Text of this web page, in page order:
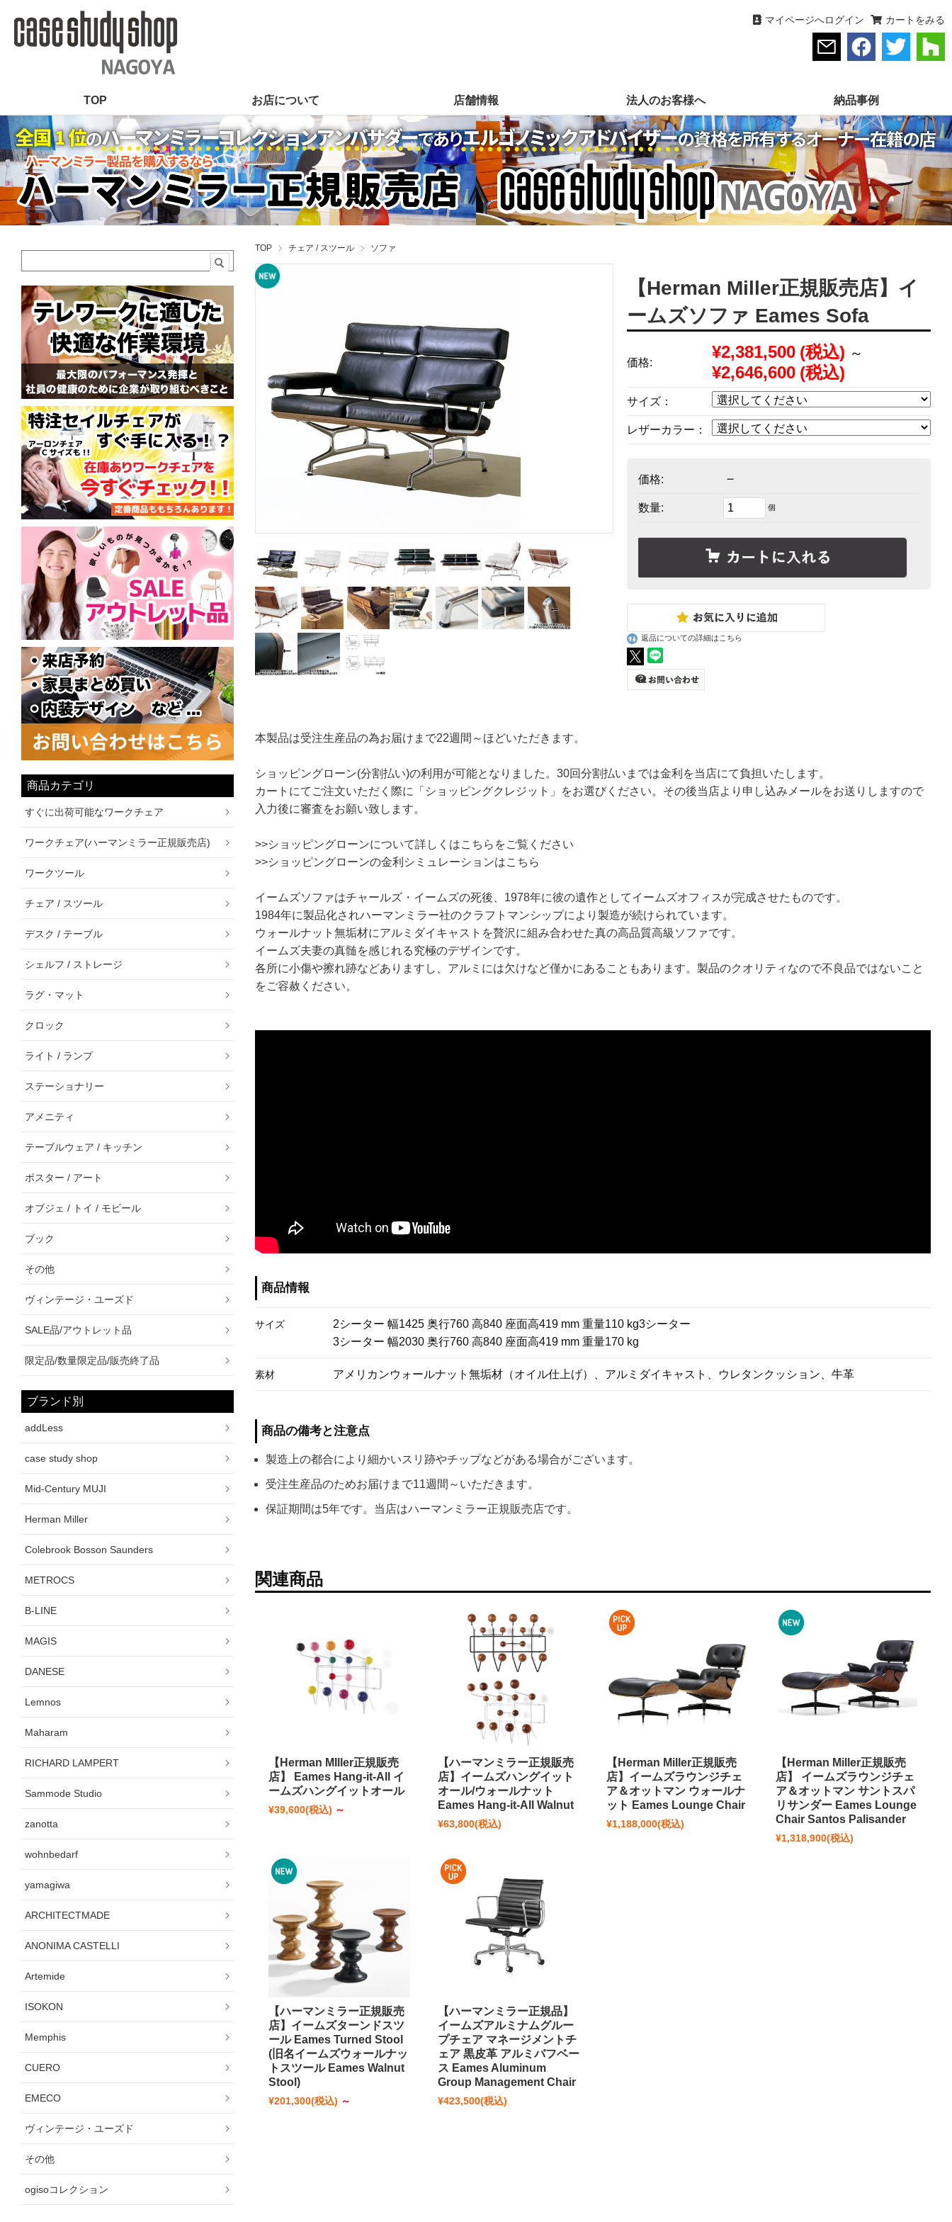
マイページへログイン カートをみる
TOP お店について 店舗情報 法人のお客様へ 納品事例
TOP チェア / スツール ソファ
【Herman Miller正規販売店】イ
ームズソファ Eames Sofa
価格:
¥2,381,500 (税込) ～
¥2,646,600 (税込)
サイズ：
レザーカラー：
価格: －
数量: 個
返品についての詳細はこちら
本製品は受注生産品の為お届けまで22週間～ほどいただきます。
ショッピングローン(分割払い)の利用が可能となりました。30回分割払いまでは金利を当店にて負担いたします。
カートにてご注文いただく際に「ショッピングクレジット」をお選びください。その後当店より申し込みメールをお送りしますので
入力後に審査をお願い致します。
>>ショッピングローンについて詳しくはこちらをご覧ください
>>ショッピングローンの金利シミュレーションはこちら
イームズソファはチャールズ・イームズの死後、1978年に彼の遺作としてイームズオフィスが完成させたものです。
1984年に製品化されハーマンミラー社のクラフトマンシップにより製造が続けられています。
ウォールナット無垢材にアルミダイキャストを贅沢に組み合わせた真の高品質高級ソファです。
イームズ夫妻の真髄を感じれる究極のデザインです。
各所に小傷や擦れ跡などありますし、アルミには欠けなど僅かにあることもあります。製品のクオリティなので不良品ではないこと
をご容赦ください。
商品情報
サイズ
2シーター 幅1425 奥行760 高840 座面高419 mm 重量110 kg3シーター
3シーター 幅2030 奥行760 高840 座面高419 mm 重量170 kg
素材 アメリカンウォールナット無垢材（オイル仕上げ）、アルミダイキャスト、ウレタンクッション、牛革
商品の備考と注意点
製造上の都合により細かいスリ跡やチップなどがある場合がございます。
受注生産品のためお届けまで11週間～いただきます。
保証期間は5年です。当店はハーマンミラー正規販売店です。
関連商品
【Herman MIller正規販売
店】 Eames Hang-it-All イ
ームズハングイットオール
¥39,600(税込) ～
【ハーマンミラー正規販売
店】イームズハングイット
オール/ウォールナット
Eames Hang-it-All Walnut
¥63,800(税込)
【Herman Miller正規販売
店】イームズラウンジチェ
ア＆オットマン ウォールナ
ット Eames Lounge Chair
¥1,188,000(税込)
【Herman Miller正規販売
店】 イームズラウンジチェ
ア＆オットマン サントスパ
リサンダー Eames Lounge
Chair Santos Palisander
¥1,318,900(税込)
【ハーマンミラー正規販売
店】イームズターンドスツ
ール Eames Turned Stool
(旧名イームズウォールナッ
トスツール Eames Walnut
Stool)
¥201,300(税込) ～
【ハーマンミラー正規品】
イームズアルミナムグルー
プチェア マネージメントチ
ェア 黒皮革 アルミバフベー
ス Eames Aluminum
Group Management Chair
¥423,500(税込)
商品カテゴリ
すぐに出荷可能なワークチェア
ワークチェア(ハーマンミラー正規販売店)
ワークツール
チェア / スツール
デスク / テーブル
シェルフ / ストレージ
ラグ・マット
クロック
ライト / ランプ
ステーショナリー
アメニティ
テーブルウェア / キッチン
ポスター / アート
オブジェ / トイ / モビール
ブック
その他
ヴィンテージ・ユーズド
SALE品/アウトレット品
限定品/数量限定品/販売終了品
ブランド別
addLess
case study shop
Mid-Century MUJI
Herman Miller
Colebrook Bosson Saunders
METROCS
B-LINE
MAGIS
DANESE
Lemnos
Maharam
RICHARD LAMPERT
Sammode Studio
zanotta
wohnbedarf
yamagiwa
ARCHITECTMADE
ANONIMA CASTELLI
Artemide
ISOKON
Memphis
CUERO
EMECO
ヴィンテージ・ユーズド
その他
ogisoコレクション